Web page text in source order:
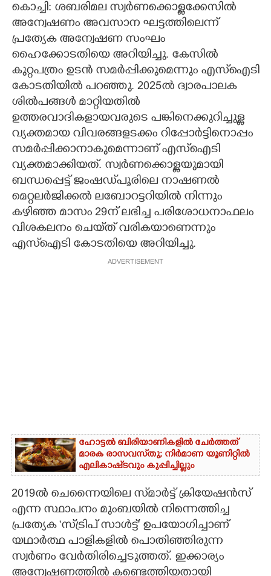
CARTOONS
LITERATURE
ZOOM
CONTACT US
കൊച്ചി: ശബരിമല സ്വർണക്കൊള്ളക്കേസിൽ
അന്വേഷണം അവസാന ഘട്ടത്തിലെന്ന്
പ്രത്യേക അന്വേഷണ സംഘം
ഹൈക്കോടതിയെ അറിയിച്ചു. കേസിൽ
കുറ്റപത്രം ഉടൻ സമർപ്പിക്കുമെന്നും എസ്‌ഐടി
കോടതിയിൽ പറഞ്ഞു. 2025ൽ ദ്വാരപാലക
ശിൽപങ്ങൾ മാറ്റിയതിൽ
ഉത്തരവാദികളായവരുടെ പങ്കിനെക്കുറിച്ചുള്ള
വ്യക്തമായ വിവരങ്ങളടക്കം റിപ്പോർട്ടിനൊപ്പം
സമർപ്പിക്കാനാകുമെന്നാണ് എസ്‌ഐടി
വ്യക്തമാക്കിയത്. സ്വർണക്കൊള്ളയുമായി
ബന്ധപ്പെട്ട് ജംഷഡ്‌പൂരിലെ നാഷണൽ
മെറ്റലർജിക്കൽ ലബോറട്ടറിയിൽ നിന്നും
കഴിഞ്ഞ മാസം 29ന് ലഭിച്ച പരിശോധനാഫലം
വിശകലനം ചെയ്‌ത് വരികയാണെന്നും
എസ്‌ഐടി കോടതിയെ അറിയിച്ചു.
ADVERTISEMENT
ഹോട്ടൽ ബിരിയാണികളിൽ ചേർത്തത്
മാരക രാസവസ്‌തു; നിർമാണ യൂണിറ്റിൽ
എലികാഷ്‌ടവും കുപ്പിച്ചില്ലും
2019ൽ ചെന്നൈയിലെ സ്‌മാർട്ട് ക്രിയേഷൻസ്
എന്ന സ്ഥാപനം മുംബയിൽ നിന്നെത്തിച്ച
പ്രത്യേക 'സ്‌ട്രിപ് സാൾട്ട്' ഉപയോഗിച്ചാണ്
യഥാർത്ഥ പാളികളിൽ പൊതിഞ്ഞിരുന്ന
സ്വർണം വേർതിരിച്ചെടുത്തത്. ഇക്കാര്യം